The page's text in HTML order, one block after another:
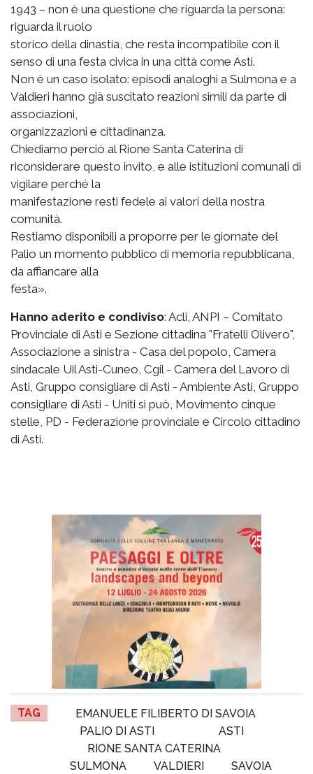
1943 – non è una questione che riguarda la persona:
riguarda il ruolo
storico della dinastia, che resta incompatibile con il
senso di una festa civica in una città come Asti.
Non è un caso isolato: episodi analoghi a Sulmona e a
Valdieri hanno già suscitato reazioni simili da parte di
associazioni,
organizzazioni e cittadinanza.
Chiediamo perciò al Rione Santa Caterina di
riconsiderare questo invito, e alle istituzioni comunali di
vigilare perché la
manifestazione resti fedele ai valori della nostra
comunità.
Restiamo disponibili a proporre per le giornate del
Palio un momento pubblico di memoria repubblicana,
da affiancare alla
festa».
Hanno aderito e condiviso: Acli, ANPI – Comitato
Provinciale di Asti e Sezione cittadina "Fratelli Olivero",
Associazione a sinistra - Casa del popolo, Camera
sindacale Uil Asti-Cuneo, Cgil - Camera del Lavoro di
Asti, Gruppo consigliare di Asti - Ambiente Asti, Gruppo
consigliare di Asti - Uniti si può, Movimento cinque
stelle, PD - Federazione provinciale e Circolo cittadino
di Asti.
TAG
EMANUELE FILIBERTO DI SAVOIA
PALIO DI ASTI
ASTI
RIONE SANTA CATERINA
SULMONA
VALDIERI
SAVOIA